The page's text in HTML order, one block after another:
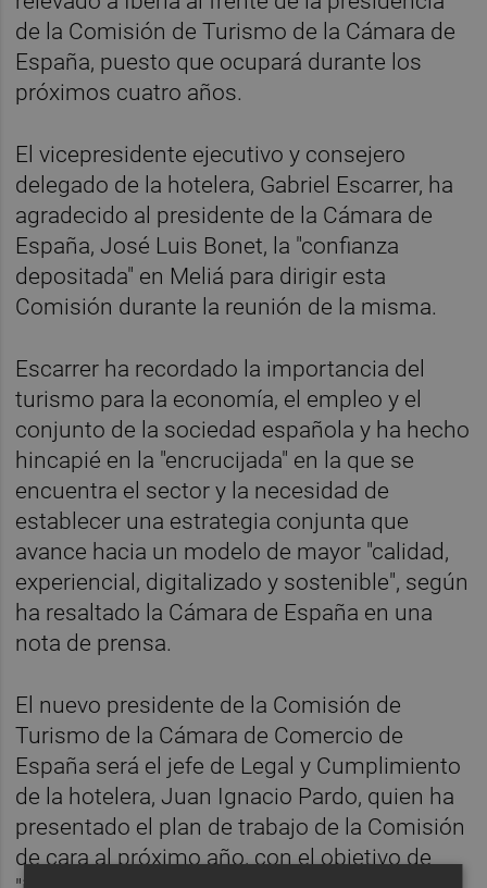
de la Comisión de Turismo de la Cámara de
España, puesto que ocupará durante los
próximos cuatro años.
El vicepresidente ejecutivo y consejero
delegado de la hotelera, Gabriel Escarrer, ha
agradecido al presidente de la Cámara de
España, José Luis Bonet, la "confianza
depositada" en Meliá para dirigir esta
Comisión durante la reunión de la misma.
Escarrer ha recordado la importancia del
turismo para la economía, el empleo y el
conjunto de la sociedad española y ha hecho
hincapié en la "encrucijada" en la que se
encuentra el sector y la necesidad de
establecer una estrategia conjunta que
avance hacia un modelo de mayor "calidad,
experiencial, digitalizado y sostenible", según
ha resaltado la Cámara de España en una
nota de prensa.
El nuevo presidente de la Comisión de
Turismo de la Cámara de Comercio de
España será el jefe de Legal y Cumplimiento
de la hotelera, Juan Ignacio Pardo, quien ha
presentado el plan de trabajo de la Comisión
de cara al próximo año, con el objetivo de